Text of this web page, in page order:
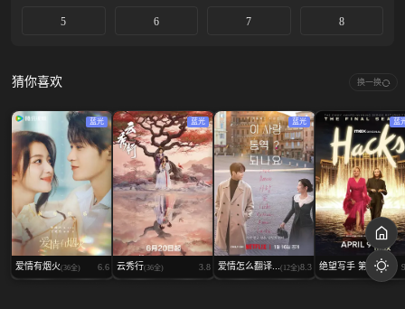
5 6 7 8
猜你喜欢 换一换
蓝光
爱情有烟火(36全) 6.6
蓝光
云秀行(36全) 3.8
蓝光
爱情怎么翻译... (12全)8.3
蓝
绝望写手 第...(10全)